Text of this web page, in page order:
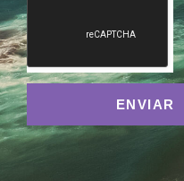
ENVIAR